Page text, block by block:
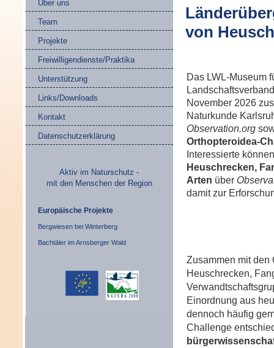
Über uns
Team
Projekte
Freiwilligendienste/Praktika
Unterstützung
Links/Downloads
Kontakt
Datenschutzerklärung
Aktiv im Naturschutz -
mit den Menschen der Region
Europäische Projekte
Bergwiesen bei Winterberg
Bachtäler im Arnsberger Wald
von
Das LWL-Museum
November 2026
Naturkunde
Observation.org
Orthopteroidea-
Interessierte
Heuschrecken,
Arten über
damit zur
Zusammen mit den
Heuschrecken,
Einordnung aus
dennoch häufig
Challenge